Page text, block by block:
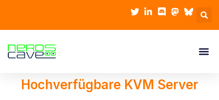
Hochverfügbare KVM Server